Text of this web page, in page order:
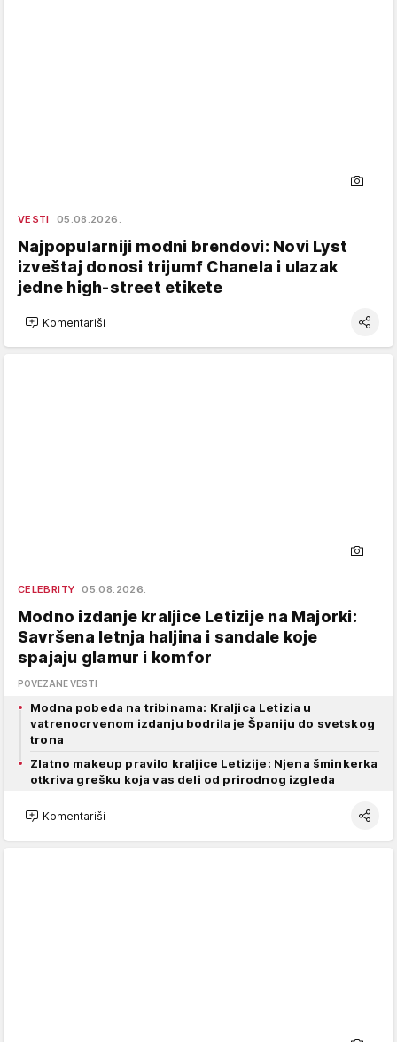
VESTI 05.08.2026.
Najpopularniji modni brendovi: Novi Lyst
izveštaj donosi trijumf Chanela i ulazak
jedne high-street etikete
Komentariši
CELEBRITY 05.08.2026.
Modno izdanje kraljice Letizije na Majorki:
Savršena letnja haljina i sandale koje
spajaju glamur i komfor
POVEZANE VESTI
Modna pobeda na tribinama: Kraljica Letizia u
vatrenocrvenom izdanju bodrila je Španiju do svetskog
trona
Zlatno makeup pravilo kraljice Letizije: Njena šminkerka
otkriva grešku koja vas deli od prirodnog izgleda
Komentariši